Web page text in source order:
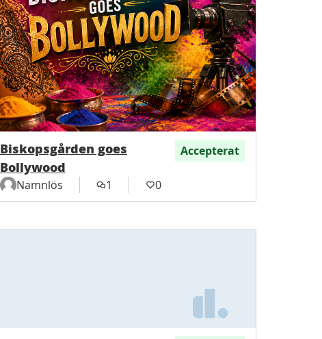
Biskopsgården goes
Bollywood
Accepterat
Namnlös 1 0